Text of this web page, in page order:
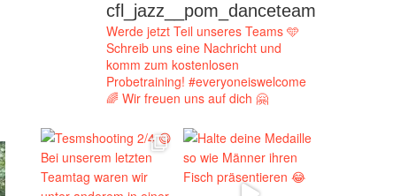
cfl_jazz__pom_danceteam
Werde jetzt Teil unseres Teams 🩵
Schreib uns eine Nachricht und
komm zum kostenlosen
Probetraining! #everyoneiswelcome
🌈 Wir freuen uns auf dich 🤗